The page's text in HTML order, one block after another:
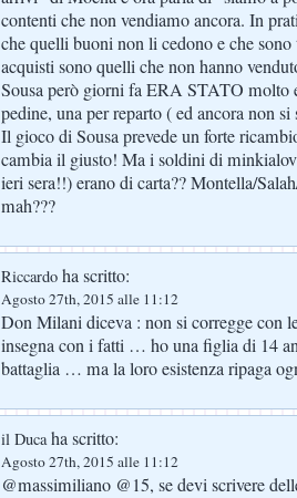
contenti che non vendiamo ancora. In
che quelli buoni non li cedono e che
acquisti sono quelli che non hanno
Sousa però giorni fa ERA STATO molto
pedine, una per reparto ( ed ancora non
Il gioco di Sousa prevede un forte
cambia il giusto! Ma i soldini di
ieri sera!!) erano di carta?? Montella/
mah???
Riccardo ha scritto:
Agosto 27th, 2015 alle 11:12
Don Milani diceva : non si corregge con
insegna con i fatti … ho una figlia di 14
battaglia … ma la loro esistenza ripaga
il Ducaha scritto:
Agosto 27th, 2015 alle 11:12
@massimiliano @15, se devi scrivere